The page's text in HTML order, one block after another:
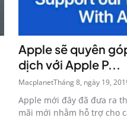
Apple sẽ quyên
dịch với Apple P...
MacplanetTháng 8, ngày 19,
Apple mới đây đã đưa ra
mãi mới nhằm hỗ trợ cho